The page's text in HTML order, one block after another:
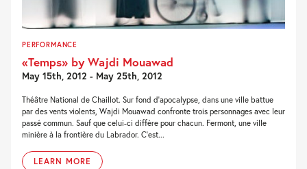
PERFORMANCE
«Temps» by Wajdi Mouawad
May 15th, 2012 - May 25th, 2012
Théâtre National de Chaillot. Sur fond d’apocalypse, dans une ville battue
par des vents violents, Wajdi Mouawad confronte trois personnages avec leur
passé commun. Sauf que celui-ci diffère pour chacun. Fermont, une ville
minière à la frontière du Labrador. C’est...
LEARN MORE